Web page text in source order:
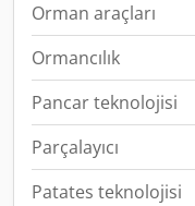
Orman araçları
Ormancılık
Pancar teknolojisi
Parçalayıcı
Patates teknolojisi